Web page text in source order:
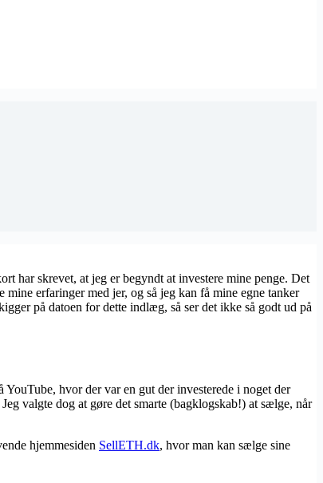
har skrevet, at jeg er begyndt at investere mine penge. Det
erfaringer med jer, og så jeg kan få mine egne tanker
på datoen for dette indlæg, så ser det ikke så godt ud på
hvor der var en gut der investerede i noget der
valgte dog at gøre det smarte (bagklogskab!) at sælge, når
hjemmesiden SellETH.dk, hvor man kan sælge sine